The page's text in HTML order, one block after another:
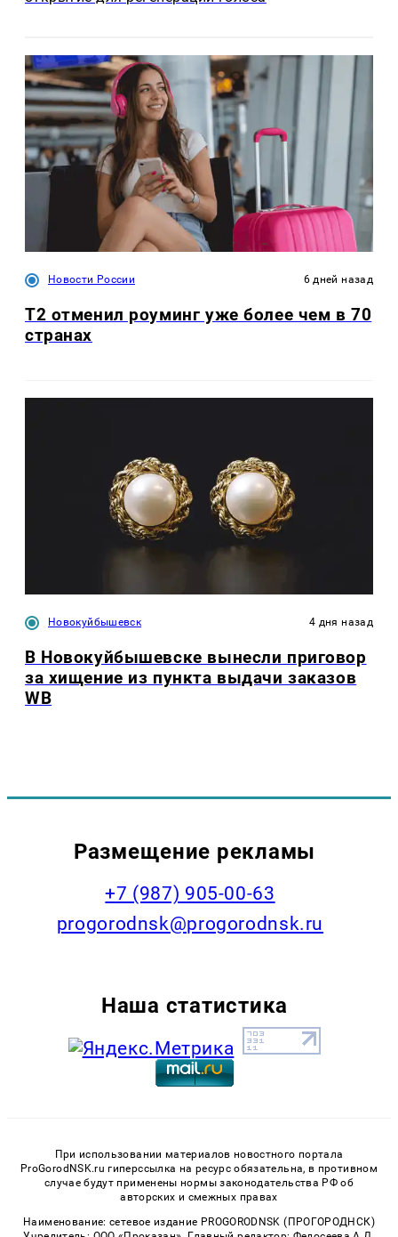
Новости России 6 дней назад
Т2 отменил роуминг уже более чем в 70
странах
Новокуйбышевск 4 дня назад
В Новокуйбышевске вынесли приговор
за хищение из пункта выдачи заказов
WB
Размещение рекламы
+7 (987) 905-00-63
progorodnsk@progorodnsk.ru
Наша статистика
При использовании материалов новостного портала
ProGorodNSK.ru гиперссылка на ресурс обязательна, в противном
случае будут применены нормы законодательства РФ об
авторских и смежных правах
Наименование: сетевое издание PROGORODNSK (ПРОГОРОДНСК)